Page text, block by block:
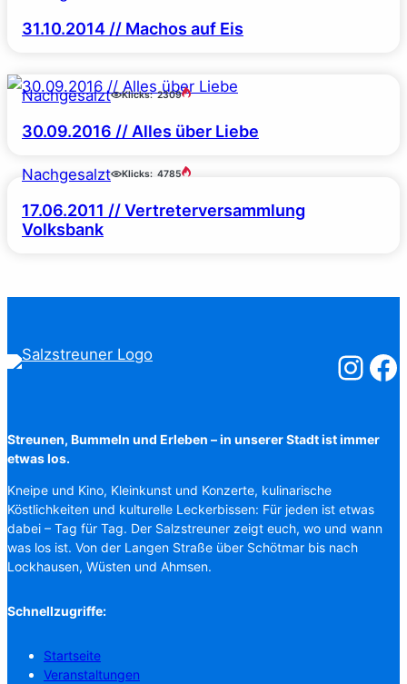
31.10.2014 // Machos auf Eis
Nachgesalzt Klicks: 2309
30.09.2016 // Alles über Liebe
Nachgesalzt Klicks: 4785
17.06.2011 // Vertreterversammlung
Volksbank
Streunen, Bummeln und Erleben – in unserer Stadt ist immer
etwas los.
Kneipe und Kino, Kleinkunst und Konzerte, kulinarische
Köstlichkeiten und kulturelle Leckerbissen: Für jeden ist etwas
dabei – Tag für Tag. Der Salzstreuner zeigt euch, wo und wann
was los ist. Von der Langen Straße über Schötmar bis nach
Lockhausen, Wüsten und Ahmsen.
Schnellzugriffe:
Startseite
Veranstaltungen